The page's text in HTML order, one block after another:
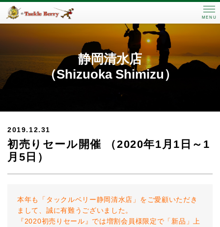
MENU
静岡清水店
（Shizuoka Shimizu）
2019.12.31
初売りセール開催 （2020年1月1日～1
月5日）
本年も「タックルベリー静岡清水店」をご愛顧いただき
まして、誠に有難うございました。
『2020初売りセール』では増割会員様限定で「新品」上